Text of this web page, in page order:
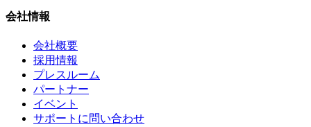
会社情報
会社概要
採用情報
プレスルーム
パートナー
イベント
サポートに問い合わせ